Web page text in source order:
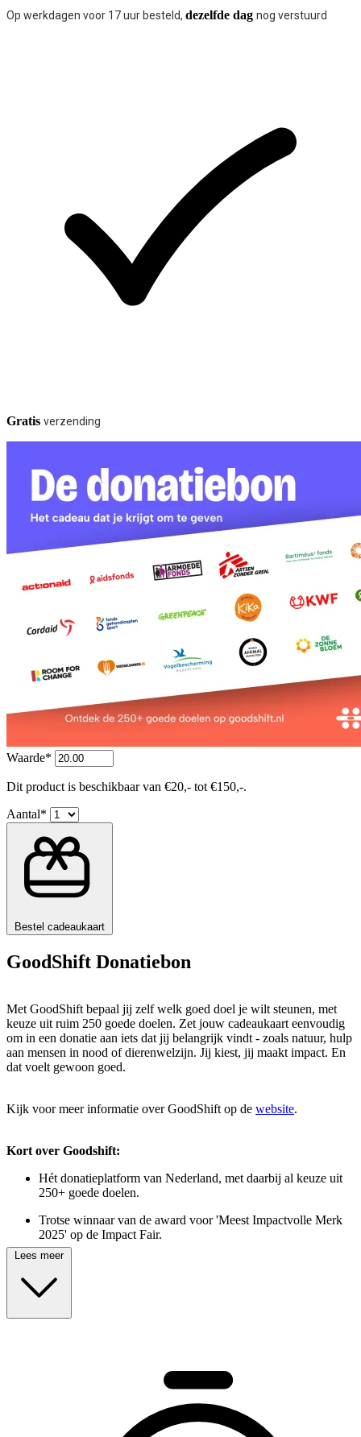
Op werkdagen voor 17 uur besteld, dezelfde dag nog verstuurd
Gratis verzending
Waarde*
Dit product is beschikbaar van €20,- tot €150,-.
Aantal*
Bestel cadeaukaart
GoodShift Donatiebon
Met GoodShift bepaal jij zelf welk goed doel je wilt steunen, met
keuze uit ruim 250 goede doelen. Zet jouw cadeaukaart eenvoudig
om in een donatie aan iets dat jij belangrijk vindt - zoals natuur, hulp
aan mensen in nood of dierenwelzijn. Jij kiest, jij maakt impact. En
dat voelt gewoon goed.
Kijk voor meer informatie over GoodShift op de website.
Kort over Goodshift:
Hét donatieplatform van Nederland, met daarbij al keuze uit
250+ goede doelen.
Trotse winnaar van de award voor 'Meest Impactvolle Merk
2025' op de Impact Fair.
Voor en door goede doelen, met in de stuurgroep o.a. KWF,
Rode Kruis, KiKa, War Child.
gaat naar het goede doel.
Onze missie: Geven weer leuk maken
We willen van elk geefmoment een goede ervaring maken. Voor jou
Lees meer